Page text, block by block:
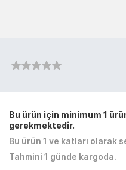
Bu ürün için minimum 1
gerekmektedir.
Bu ürün 1 ve katları olarak
Tahmini 1 günde kargoda.